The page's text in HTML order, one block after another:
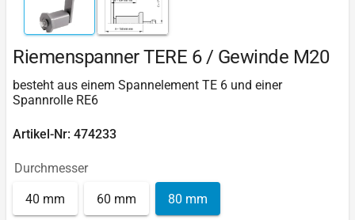
Riemenspanner TERE 6 / Gewinde M20
besteht aus einem Spannelement TE 6 und einer
Spannrolle RE6
Artikel-Nr: 474233
Durchmesser
40 mm 60 mm 80 mm